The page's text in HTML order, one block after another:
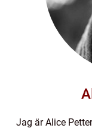
Jag är Alice